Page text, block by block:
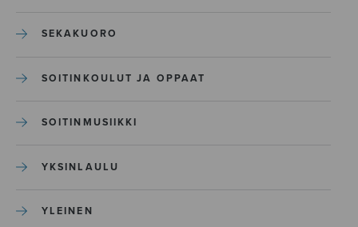
SEKAKUORO
SOITINKOULUT JA OPPAAT
SOITINMUSIIKKI
YKSINLAULU
YLEINEN